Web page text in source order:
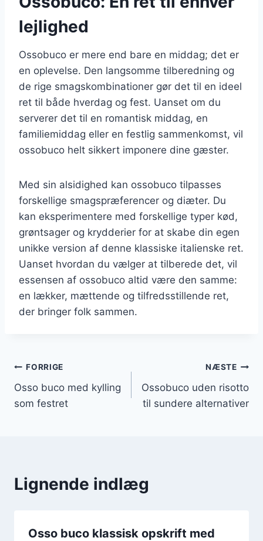
lejlighed
Ossobuco er mere end bare en middag; det er
en oplevelse. Den langsomme tilberedning og
de rige smagskombinationer gør det til en ideel
ret til både hverdag og fest. Uanset om du
serverer det til en romantisk middag, en
familiemiddag eller en festlig sammenkomst, vil
ossobuco helt sikkert imponere dine gæster.
Med sin alsidighed kan ossobuco tilpasses
forskellige smagspræferencer og diæter. Du
kan eksperimentere med forskellige typer kød,
grøntsager og krydderier for at skabe din egen
unikke version af denne klassiske italienske ret.
Uanset hvordan du vælger at tilberede det, vil
essensen af ossobuco altid være den samme:
en lækker, mættende og tilfredsstillende ret,
der bringer folk sammen.
Indlægsnavigation
FORRIGE
Osso buco med kylling
som festret
NÆSTE
Ossobuco uden risotto
til sundere alternativer
Lignende indlæg
Osso buco klassisk opskrift med